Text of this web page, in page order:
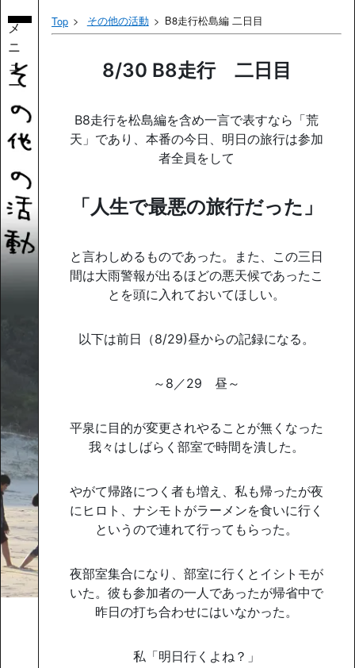
メ
ニ
ュ
ー
Top その他の活動 B8走行松島編 二日目
8/30 B8走行 二日目
B8走行を松島編を含め一言で表すなら「荒
天」であり、本番の今日、明日の旅行は参加
者全員をして
「人生で最悪の旅行だった」
と言わしめるものであった。また、この三日
間は大雨警報が出るほどの悪天候であったこ
とを頭に入れておいてほしい。
以下は前日（8/29)昼からの記録になる。
～8／29 昼～
平泉に目的が変更されやることが無くなった
我々はしばらく部室で時間を潰した。
やがて帰路につく者も増え、私も帰ったが夜
にヒロト、ナシモトがラーメンを食いに行く
というので連れて行ってもらった。
夜部室集合になり、部室に行くとイシトモが
いた。彼も参加者の一人であったが帰省中で
昨日の打ち合わせにはいなかった。
私「明日行くよね？」